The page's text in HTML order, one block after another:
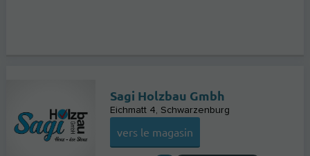
Sagi Holzbau Gmbh
Eichmatt 4 Schwarzenburg
vers le magasin